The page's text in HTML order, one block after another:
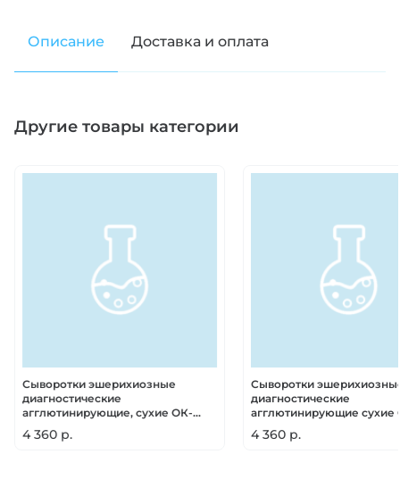
Описание Доставка и оплата
Другие товары категории
Сыворотки эшерихиозные
диагностические
агглютинирующие, сухие ОК-
поливалентные
4 360 р.
Сыворотки
диагностические
агглютинирующие сухие
типовые
4 360 р.